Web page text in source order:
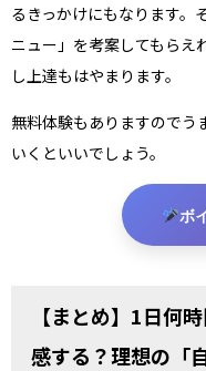
るきっかけにもなります。
ニュー」を考案してもらえ
し上達もはやまります。
無料体験もありますのでう
いくといいでしょう。
ボ
【まとめ】1日何
感する？理想の「